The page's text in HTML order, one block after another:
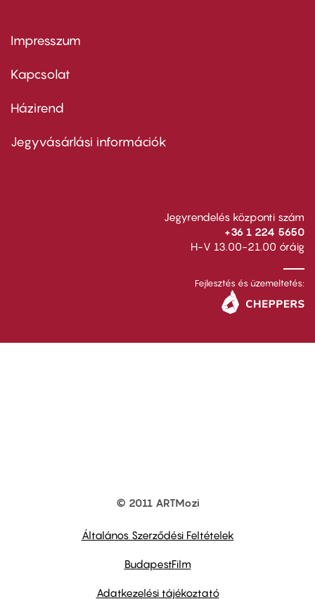
Footer
first
Impresszum
Kapcsolat
Footer
second
Házirend
Jegyvásárlási információk
Jegyrendelés központi szám
+36 1 224 5650
H-V 13.00-21.00 óráig
Fejlesztés és üzemeltetés:
© 2011 ARTMozi
Általános Szerződési Feltételek
BudapestFilm
Adatkezelési tájékoztató